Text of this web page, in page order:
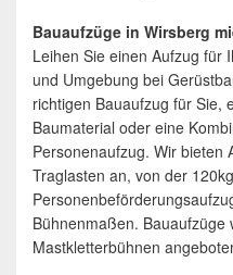
Bauaufzüge in Wirsberg
Leihen Sie einen Aufzug für
und Umgebung bei
richtigen Bauaufzug für Sie,
Baumaterial oder eine
Personenaufzug. Wir bieten
Traglasten an, von der
Bühnenmaßen. Bauaufzüge
Mastkletterbühnen